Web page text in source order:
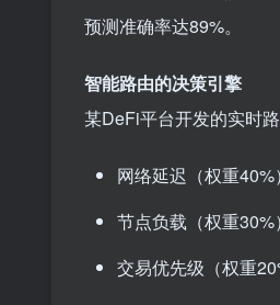
预测准确率达89%。
智能路由的决策引擎
某DeFi平台开发的实时
网络延迟（权重40%）
节点负载（权重30%）
交易优先级（权重